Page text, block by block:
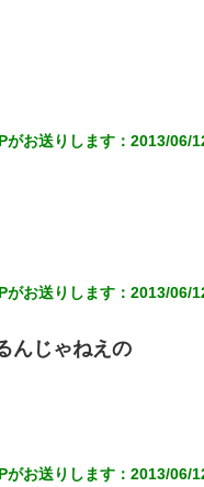
がお送りします ：2013/06/
がお送りします ：2013/06/
んじゃねえの
がお送りします ：2013/06/